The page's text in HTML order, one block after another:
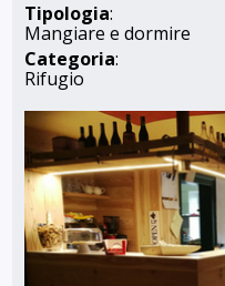
Tipologia:
Mangiare e dormire
Categoria:
Rifugio